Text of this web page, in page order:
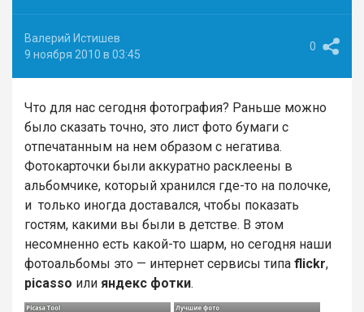
Валерий Истишев
9 ноября 2010 в 03:45
0
Что для нас сегодня фотография? Раньше можно
было сказать точно, это лист фото бумаги с
отпечатанным на нем образом с негатива.
Фотокарточки были аккуратно расклеены в
альбомчике, который хранился где-то на полочке,
и только иногда доставался, чтобы показать
гостям, какими вы были в детстве. В этом
несомненно есть какой-то шарм, но сегодня наши
фотоальбомы это — интернет сервисы типа flickr,
picasso или яндекс фотки.